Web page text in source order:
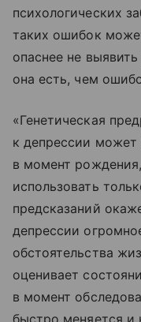
психологических
таких ошибок
опаснее не
она есть, чем
«Генетическая
к депрессии может
в момент
использовать
предсказаний
депрессии
обстоятельства
оценивает
в момент
быстро меняется и